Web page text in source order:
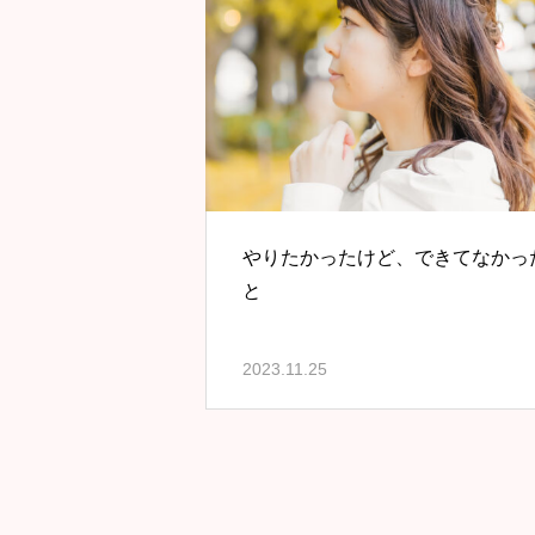
やりたかったけど、できてなかっ
と
2023.11.25